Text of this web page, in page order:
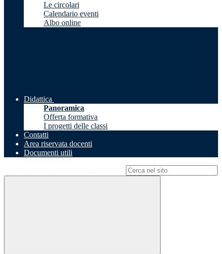
Le circolari
Calendario eventi
Albo online
Didattica
Panoramica
Offerta formativa
I progetti delle classi
Contatti
Area riservata docenti
Documenti utili